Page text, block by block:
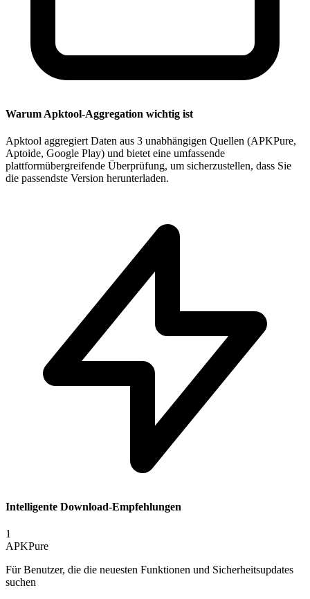
Warum Apktool-Aggregation wichtig ist
Apktool aggregiert Daten aus 3 unabhängigen Quellen (APKPure,
Aptoide, Google Play) und bietet eine umfassende
plattformübergreifende Überprüfung, um sicherzustellen, dass Sie
die passendste Version herunterladen.
Intelligente Download-Empfehlungen
1
APKPure
Für Benutzer, die die neuesten Funktionen und Sicherheitsupdates
suchen